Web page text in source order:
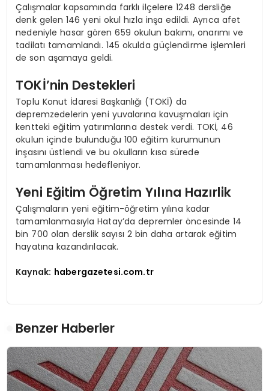
Çalışmalar kapsamında farklı ilçelere 1248 dersliğe
denk gelen 146 yeni okul hızla inşa edildi. Ayrıca afet
nedeniyle hasar gören 659 okulun bakımı, onarımı ve
tadilatı tamamlandı. 145 okulda güçlendirme işlemleri
de son aşamaya geldi.
TOKİ’nin Destekleri
Toplu Konut İdaresi Başkanlığı (TOKİ) da
depremzedelerin yeni yuvalarına kavuşmaları için
kentteki eğitim yatırımlarına destek verdi. TOKİ, 46
okulun içinde bulunduğu 100 eğitim kurumunun
inşasını üstlendi ve bu okulların kısa sürede
tamamlanması hedefleniyor.
Yeni Eğitim Öğretim Yılına Hazırlik
Çalışmaların yeni eğitim-öğretim yılına kadar
tamamlanmasıyla Hatay’da depremler öncesinde 14
bin 700 olan derslik sayısı 2 bin daha artarak eğitim
hayatına kazandırılacak.
Kaynak: habergazetesi.com.tr
Benzer Haberler